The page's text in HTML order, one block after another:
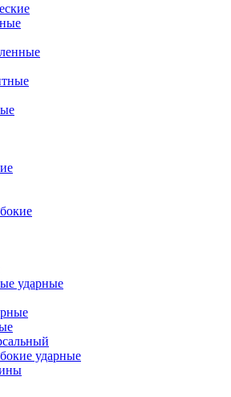
ударные
ударные